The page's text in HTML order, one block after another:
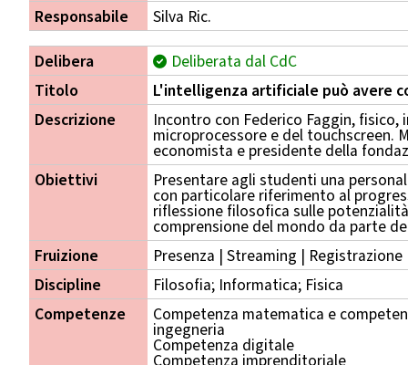
Responsabile
Silva Ric.
Delibera
Deliberata dal CdC
Titolo
L'intelligenza artificiale può avere
Descrizione
Incontro con Federico Faggin,
microprocessore e del touchscreen.
economista e presidente della
Obiettivi
Presentare agli studenti una
con particolare riferimento al
riflessione filosofica sulle
comprensione del mondo da parte
Fruizione
Presenza | Streaming | Registrazione
Discipline
Filosofia; Informatica; Fisica
Competenze
Competenza matematica e
ingegneria
Competenza digitale